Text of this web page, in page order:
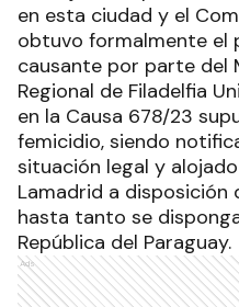
en esta ciudad y el
obtuvo formalmente el
causante por parte del
Regional de Filadelfia
en la Causa 678/23
femicidio, siendo
situación legal y
Lamadrid a
hasta tanto se
República del Paraguay.
Ads